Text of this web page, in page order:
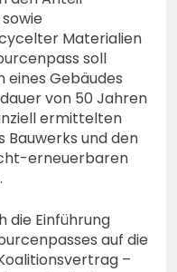
Materialien
soll
eines Gebäudes
von 50 Jahren
ermittelten
Bauwerks und den
erneuerbaren
die Einführung
auf die
–